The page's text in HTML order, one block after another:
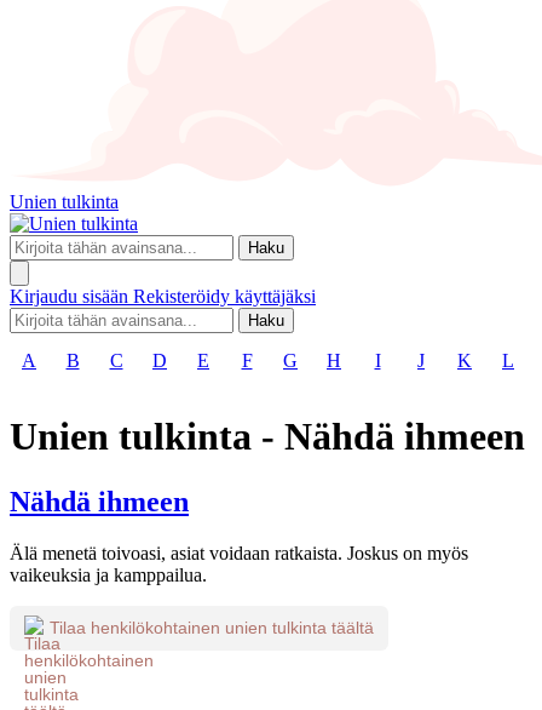
Unien tulkinta
Haku
Kirjaudu sisään Rekisteröidy käyttäjäksi
Haku
A B C D E F G H I J K L
Unien tulkinta - Nähdä ihmeen
Nähdä ihmeen
Älä menetä toivoasi, asiat voidaan ratkaista. Joskus on myös
vaikeuksia ja kamppailua.
Tilaa henkilökohtainen unien tulkinta täältä